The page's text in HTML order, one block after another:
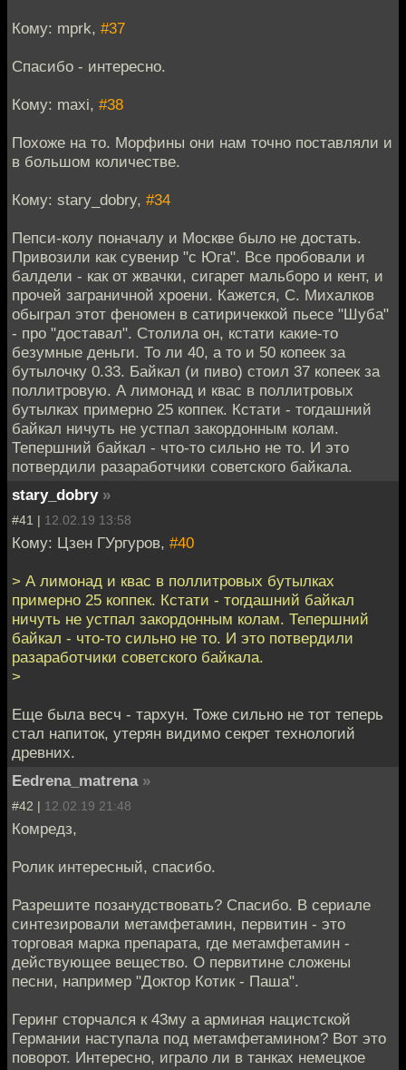
Кому: mprk, #37
Спасибо - интересно.
Кому: maxi, #38
Похоже на то. Морфины они нам точно поставляли и
в большом количестве.
Кому: stary_dobry, #34
Пепси-колу поначалу и Москве было не достать.
Привозили как сувенир "с Юга". Все пробовали и
балдели - как от жвачки, сигарет мальборо и кент, и
прочей заграничной хроени. Кажется, С. Михалков
обыграл этот феномен в сатиричеккой пьесе "Шуба"
- про "доставал". Столила он, кстати какие-то
безумные деньги. То ли 40, а то и 50 копеек за
бутылочку 0.33. Байкал (и пиво) стоил 37 копеек за
поллитровую. А лимонад и квас в поллитровых
бутылках примерно 25 коппек. Кстати - тогдашний
байкал ничуть не устпал закордонным колам.
Тепершний байкал - что-то сильно не то. И это
потвердили разаработчики советского байкала.
stary_dobry »
#41 | 12.02.19 13:58
Кому: Цзен ГУргуров, #40
> А лимонад и квас в поллитровых бутылках
примерно 25 коппек. Кстати - тогдашний байкал
ничуть не устпал закордонным колам. Тепершний
байкал - что-то сильно не то. И это потвердили
разаработчики советского байкала.
>
Еще была весч - тархун. Тоже сильно не тот теперь
стал напиток, утерян видимо секрет технологий
древних.
Eedrena_matrena »
#42 | 12.02.19 21:48
Комредз,
Ролик интересный, спасибо.
Разрешите позанудствовать? Спасибо. В сериале
синтезировали метамфетамин, первитин - это
торговая марка препарата, где метамфетамин -
действующее вещество. О первитине сложены
песни, например "Доктор Котик - Паша".
Геринг сторчался к 43му а арминая нацистской
Германии наступала под метамфетамином? Вот это
поворот. Интересно, играло ли в танках немецкое